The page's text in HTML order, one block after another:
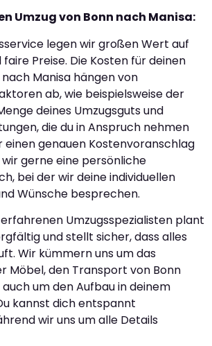
Umzug von Bonn nach Manisa:
legen wir großen Wert auf
Preise. Die Kosten für deinen
Manisa hängen von
ab, wie beispielsweise der
deines Umzugsguts und
die du in Anspruch nehmen
einen genauen Kostenvoranschlag
gerne eine persönliche
bei der wir deine individuellen
Wünsche besprechen.
Umzugsspezialisten plant
und stellt sicher, dass alles
Wir kümmern uns um das
Möbel, den Transport von Bonn
um den Aufbau in deinem
kannst dich entspannt
wir uns um alle Details